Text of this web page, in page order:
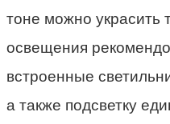
тоне можно украсить
освещения
встроенные
а также подсветку